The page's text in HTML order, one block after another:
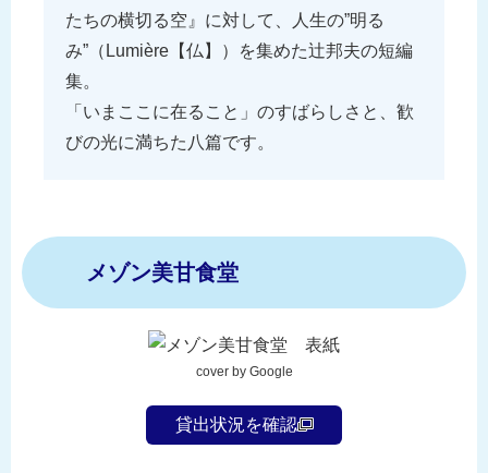
たちの横切る空』に対して、人生の”明る
み”（Lumière【仏】）を集めた辻邦夫の短編
集。
「いまここに在ること」のすばらしさと、歓
びの光に満ちた八篇です。
メゾン美甘食堂
cover by Google
貸出状況を確認